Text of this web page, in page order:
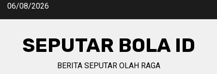
Skip06/08/2026
SEPUTAR BOLA ID
BERITA SEPUTAR OLAH RAGA